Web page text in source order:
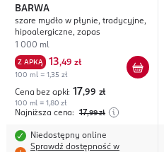
BARWA
szare mydło w płynie, tradycyjne,
hipoalergiczne, zapas
1 000 ml
Z APKĄ 13,49 zł
100 ml = 1,35 zł
Cena bez apki: 17,99 zł
100 ml = 1,80 zł
Najniższa cena: 17,99 zł
Niedostępny online
Sprawdź dostępność w